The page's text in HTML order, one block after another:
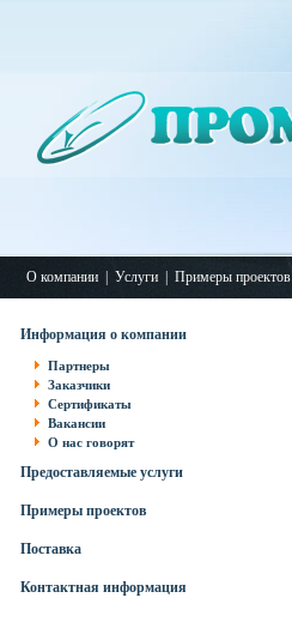
О компании Услуги Примеры проектов
Информация о компании
Партнеры
Заказчики
Сертификаты
Вакансии
О нас говорят
Предоставляемые услуги
Примеры проектов
Поставка
Контактная информация